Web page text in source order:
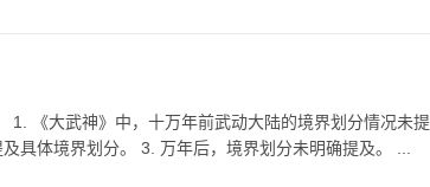
1. 《大武神》中，十万年前武动大陆的境界划分情况未提
具体境界划分。 3. 万年后，境界划分未明确提及。 ...